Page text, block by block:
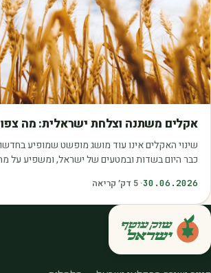
אקלים משתנה וצלחת ישראלית: מה
שינוי האקלים אינו עוד מושג מופשט שמופיע
כבר היום בשדות ובמטעים של ישראל, ומשפיע על
30.06.2026
·
5 דק׳ קריאה